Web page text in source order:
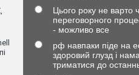
Цього року не варто
переговорного
- можливо все
рф навпаки піде на
здоровий глузд і
триматися до